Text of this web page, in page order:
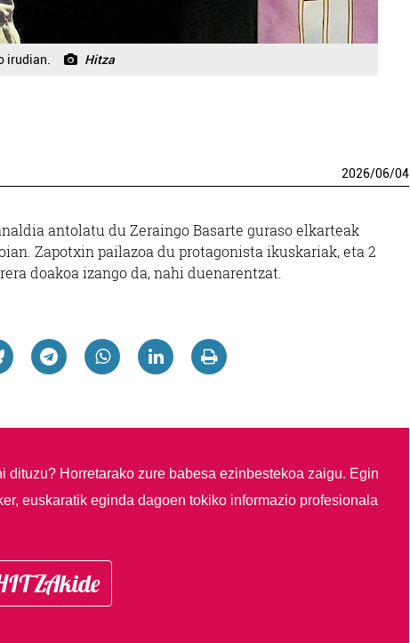
irudian. Hitza
2026/06/04
antolatu du Zeraingo Basarte guraso elkarteak
Zapotxin pailazoa du protagonista ikuskariak, eta 2
doakoa izango da, nahi duenarentzat.
dituzu? Horretarako zure babesa ezinbestekoa zaigu. Egin
euskaratik eginda dagoen tokiko informazio profesionala